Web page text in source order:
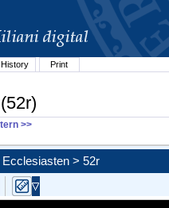
History Print
>>